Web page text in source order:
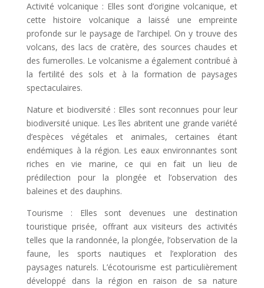
Activité volcanique : Elles sont d’origine volcanique, et
cette histoire volcanique a laissé une empreinte
profonde sur le paysage de l’archipel. On y trouve des
volcans, des lacs de cratère, des sources chaudes et
des fumerolles. Le volcanisme a également contribué à
la fertilité des sols et à la formation de paysages
spectaculaires.
Nature et biodiversité : Elles sont reconnues pour leur
biodiversité unique. Les îles abritent une grande variété
d’espèces végétales et animales, certaines étant
endémiques à la région. Les eaux environnantes sont
riches en vie marine, ce qui en fait un lieu de
prédilection pour la plongée et l’observation des
baleines et des dauphins.
Tourisme : Elles sont devenues une destination
touristique prisée, offrant aux visiteurs des activités
telles que la randonnée, la plongée, l’observation de la
faune, les sports nautiques et l’exploration des
paysages naturels. L’écotourisme est particulièrement
développé dans la région en raison de sa nature